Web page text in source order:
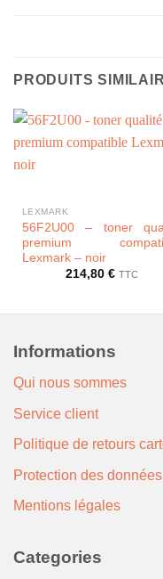
PRODUITS
LEXMARK
56F2U00 – toner
premium
Lexmark – noir
214,80 € TTC
Informations
Qui nous sommes
Service client
Politique de retours
Protection des données
Mentions légales
Categories